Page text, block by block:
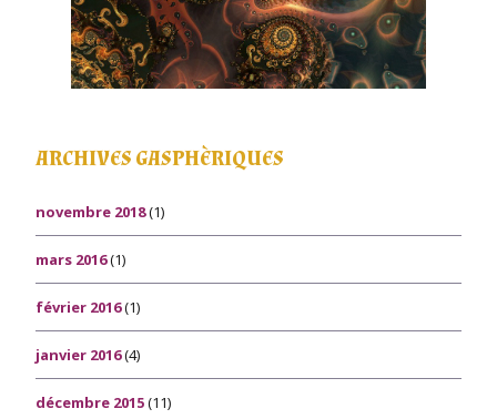
ARCHIVES GASPHÈRIQUES
novembre 2018(1)
mars 2016(1)
février 2016(1)
janvier 2016(4)
décembre 2015(11)